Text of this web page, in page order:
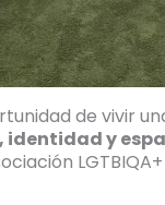
de vivir
y